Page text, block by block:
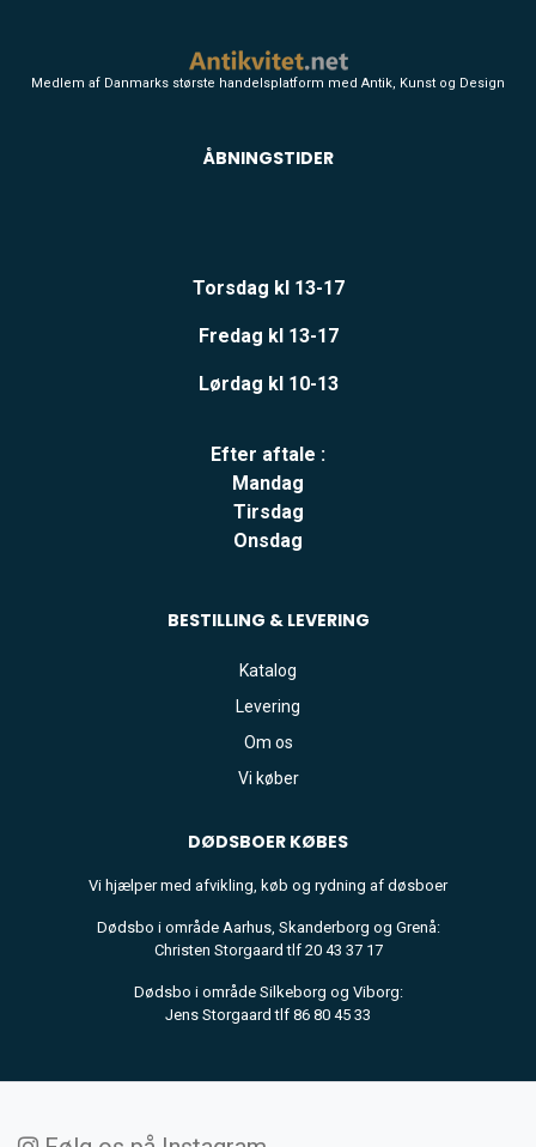
Medlem af Danmarks største handelsplatform med Antik, Kunst og Design
ÅBNINGSTIDER
Torsdag kl 13-17
Fredag kl 13-17
Lørdag kl 10-13
Efter aftale :
Mandag
Tirsdag
Onsdag
BESTILLING & LEVERING
Katalog
Levering
Om os
Vi køber
DØDSBOER KØBES
Vi hjælper med afvikling, køb og rydning af døsboer
Dødsbo i område Aarhus, Skanderborg og Grenå:
Christen Storgaard tlf 20 43 37 17
Dødsbo i område Silkeborg og Viborg:
Jens Storgaard tlf 86 80 45 33